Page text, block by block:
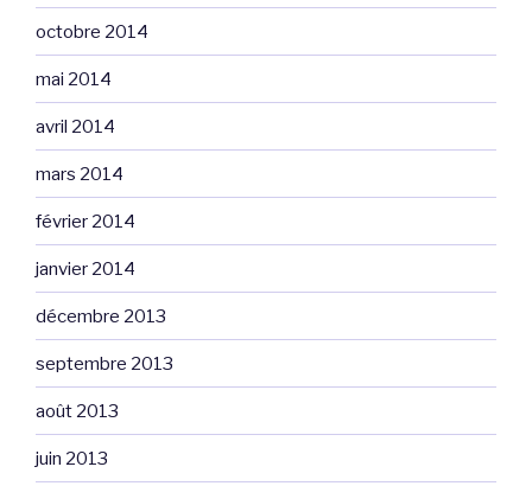
octobre 2014
mai 2014
avril 2014
mars 2014
février 2014
janvier 2014
décembre 2013
septembre 2013
août 2013
juin 2013